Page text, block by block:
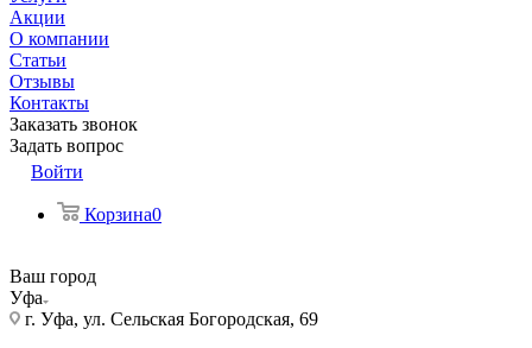
Акции
О компании
Статьи
Отзывы
Контакты
Заказать звонок
Задать вопрос
Войти
Корзина0
Ваш город
Уфа
г. Уфа, ул. Сельская Богородская, 69